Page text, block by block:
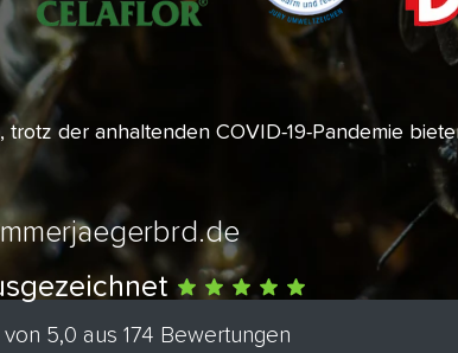
trotz der anhaltenden COVID-19-Pandemie
von 5,0 aus 174 Bewertungen